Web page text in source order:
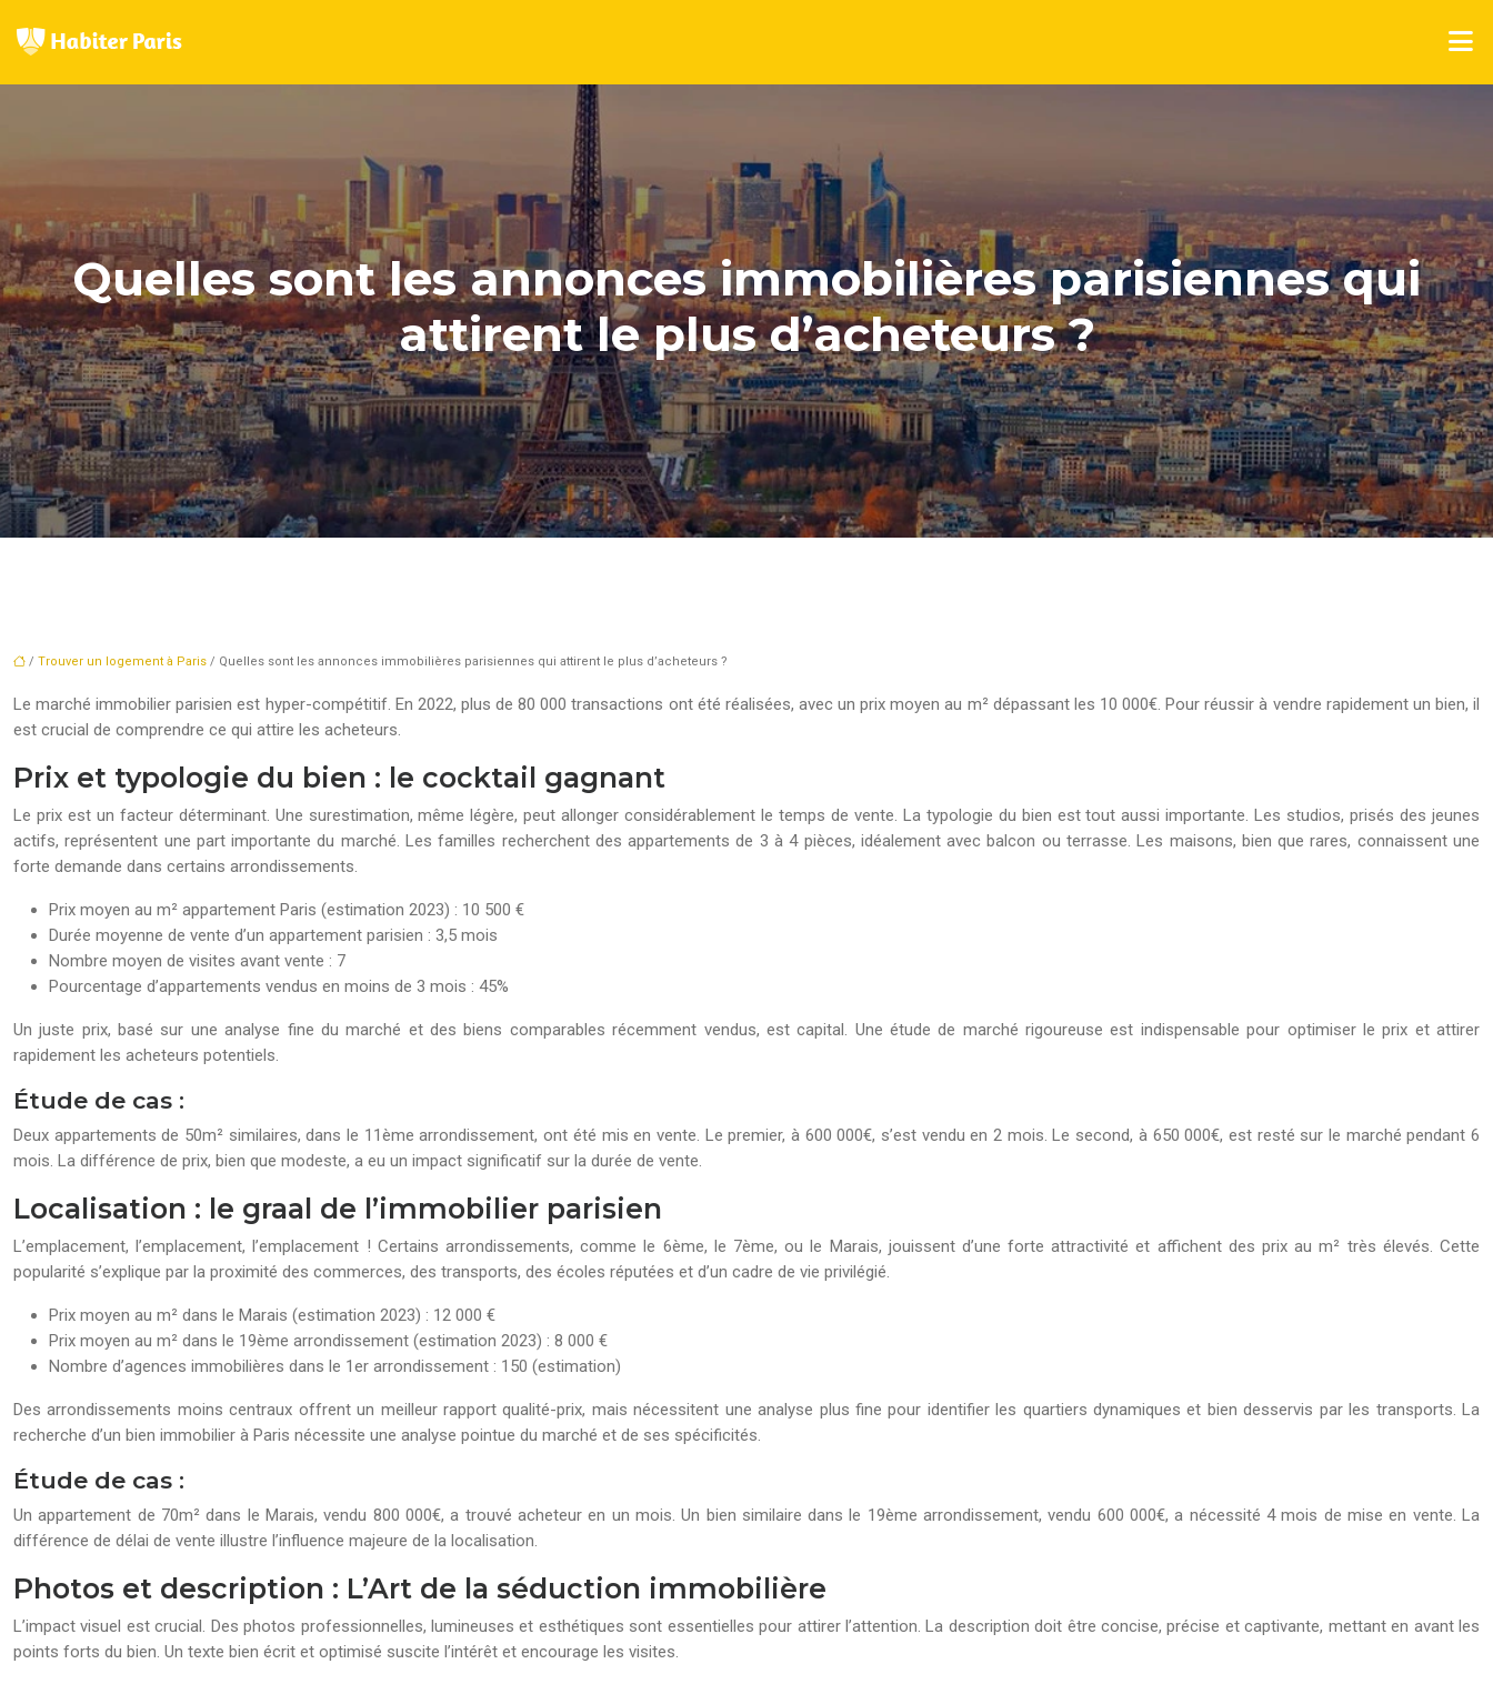
Quelles sont les annonces immobilières parisiennes qui
attirent le plus d’acheteurs ?
/ Trouver un logement à Paris / Quelles sont les annonces immobilières parisiennes qui attirent le plus d’acheteurs ?
Le marché immobilier parisien est hyper-compétitif. En 2022, plus de 80 000 transactions ont été réalisées, avec un prix moyen au m² dépassant les 10 000€. Pour réussir à vendre rapidement un bien, il
est crucial de comprendre ce qui attire les acheteurs.
Prix et typologie du bien : le cocktail gagnant
Le prix est un facteur déterminant. Une surestimation, même légère, peut allonger considérablement le temps de vente. La typologie du bien est tout aussi importante. Les studios, prisés des jeunes
actifs, représentent une part importante du marché. Les familles recherchent des appartements de 3 à 4 pièces, idéalement avec balcon ou terrasse. Les maisons, bien que rares, connaissent une
forte demande dans certains arrondissements.
Prix moyen au m² appartement Paris (estimation 2023) : 10 500 €
Durée moyenne de vente d’un appartement parisien : 3,5 mois
Nombre moyen de visites avant vente : 7
Pourcentage d’appartements vendus en moins de 3 mois : 45%
Un juste prix, basé sur une analyse fine du marché et des biens comparables récemment vendus, est capital. Une étude de marché rigoureuse est indispensable pour optimiser le prix et attirer
rapidement les acheteurs potentiels.
Étude de cas :
Deux appartements de 50m² similaires, dans le 11ème arrondissement, ont été mis en vente. Le premier, à 600 000€, s’est vendu en 2 mois. Le second, à 650 000€, est resté sur le marché pendant 6
mois. La différence de prix, bien que modeste, a eu un impact significatif sur la durée de vente.
Localisation : le graal de l’immobilier parisien
L’emplacement, l’emplacement, l’emplacement ! Certains arrondissements, comme le 6ème, le 7ème, ou le Marais, jouissent d’une forte attractivité et affichent des prix au m² très élevés. Cette
popularité s’explique par la proximité des commerces, des transports, des écoles réputées et d’un cadre de vie privilégié.
Prix moyen au m² dans le Marais (estimation 2023) : 12 000 €
Prix moyen au m² dans le 19ème arrondissement (estimation 2023) : 8 000 €
Nombre d’agences immobilières dans le 1er arrondissement : 150 (estimation)
Des arrondissements moins centraux offrent un meilleur rapport qualité-prix, mais nécessitent une analyse plus fine pour identifier les quartiers dynamiques et bien desservis par les transports. La
recherche d’un bien immobilier à Paris nécessite une analyse pointue du marché et de ses spécificités.
Étude de cas :
Un appartement de 70m² dans le Marais, vendu 800 000€, a trouvé acheteur en un mois. Un bien similaire dans le 19ème arrondissement, vendu 600 000€, a nécessité 4 mois de mise en vente. La
différence de délai de vente illustre l’influence majeure de la localisation.
Photos et description : L’Art de la séduction immobilière
L’impact visuel est crucial. Des photos professionnelles, lumineuses et esthétiques sont essentielles pour attirer l’attention. La description doit être concise, précise et captivante, mettant en avant les
points forts du bien. Un texte bien écrit et optimisé suscite l’intérêt et encourage les visites.